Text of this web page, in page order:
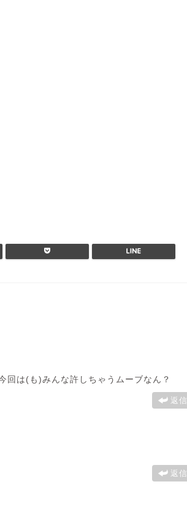
回は(も)みんな許しちゃうムーブなん？
返信
返信